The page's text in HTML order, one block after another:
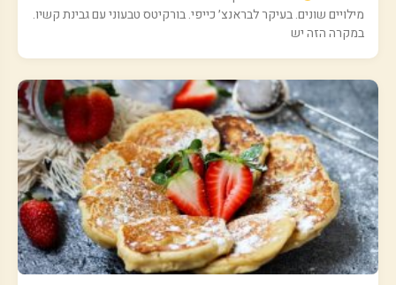
מילויים שונים. בעיקר לבראנצ׳ כייפי. בורקיטס טבעוני עם גבינת קשיו.
במקרה הזה יש